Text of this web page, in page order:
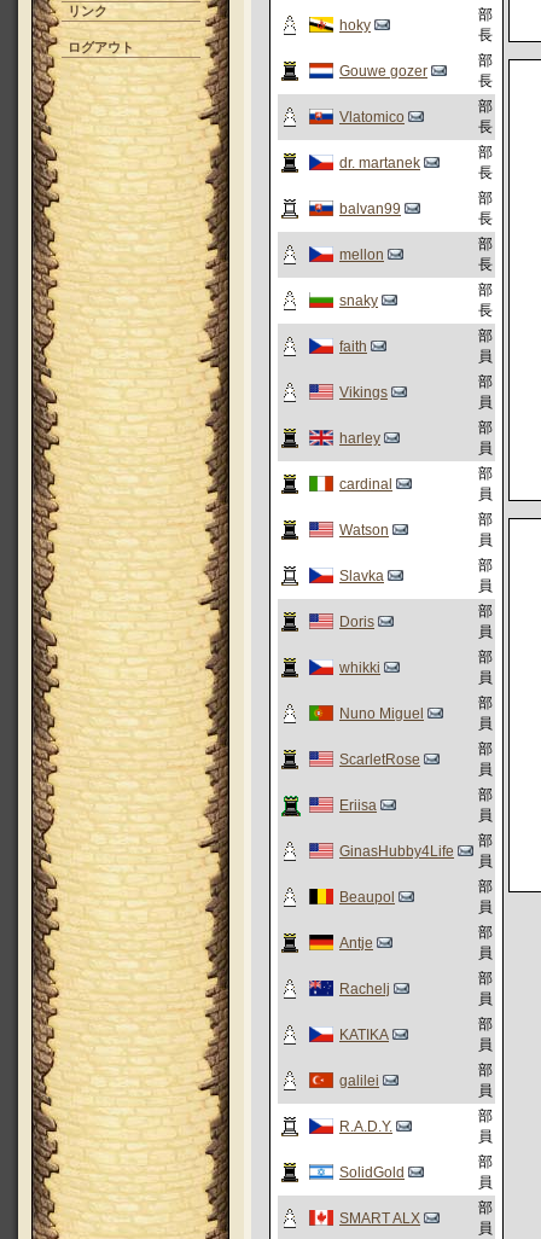
リンク
ログアウト
hoky
部
長
Gouwe gozer
部
長
Vlatomico
部
長
dr. martanek
部
長
balvan99
部
長
mellon
部
長
snaky
部
長
faith
部
員
Vikings
部
員
harley
部
員
cardinal
部
員
Watson
部
員
Slavka
部
員
Doris
部
員
whikki
部
員
Nuno Miguel
部
員
ScarletRose
部
員
Eriisa
部
員
GinasHubby4Life
部
員
Beaupol
部
員
Antje
部
員
Rachelj
部
員
KATIKA
部
員
galilei
部
員
R.A.D.Y.
部
員
SolidGold
部
員
SMART ALX
部
員